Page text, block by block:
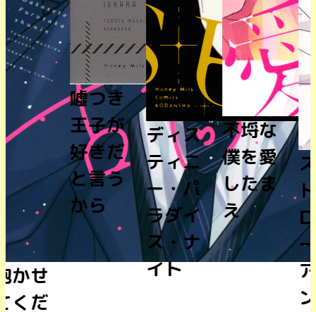
嘘つき
王子が
好きだ
と言う
から
ディス
ティニ
ー・パ
ラダイ
ス・ナ
イト
不埒な
僕を愛
したま
え
スイー
トスト
ロベリ
ー・ユ
アマイ